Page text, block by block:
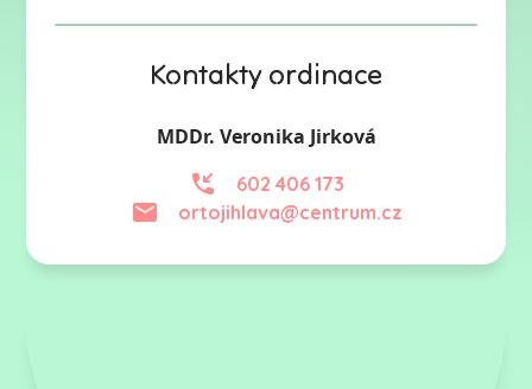
Kontakty ordinace
MDDr. Veronika Jirková
602 406 173
ortojihlava@centrum.cz